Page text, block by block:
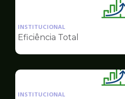
INSTITUCIONAL
Eficiência Total
INSTITUCIONAL